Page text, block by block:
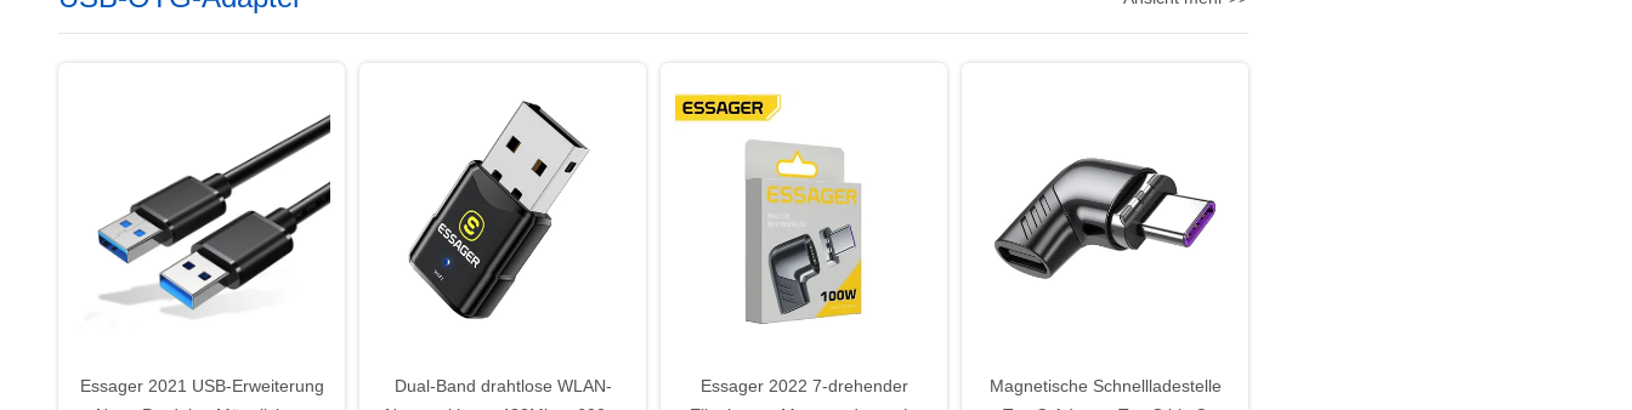
Essager 2021 USB-Erweiterung
Dual-Band drahtlose WLAN-
Essager 2022 7-drehender
Magnetische Schnellladestelle